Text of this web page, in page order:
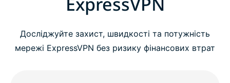
Відео: Як активувати вашу пробну версію
ExpressVPN
Досліджуйте захист, швидкості та потужність
мережі ExpressVPN без ризику фінансових втрат